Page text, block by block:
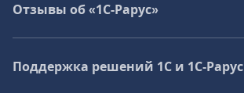
Отзывы об «1С-Рарус»
Поддержка решений 1С и 1С‑Рарус